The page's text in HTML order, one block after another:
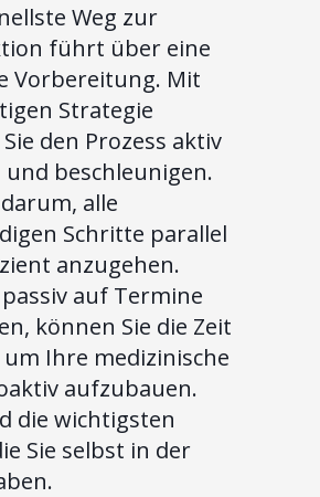
Weg zur
führt über eine
Vorbereitung. Mit
Strategie
den Prozess aktiv
beschleunigen.
alle
Schritte parallel
anzugehen.
auf Termine
können Sie die Zeit
Ihre medizinische
aufzubauen.
die wichtigsten
Sie selbst in der